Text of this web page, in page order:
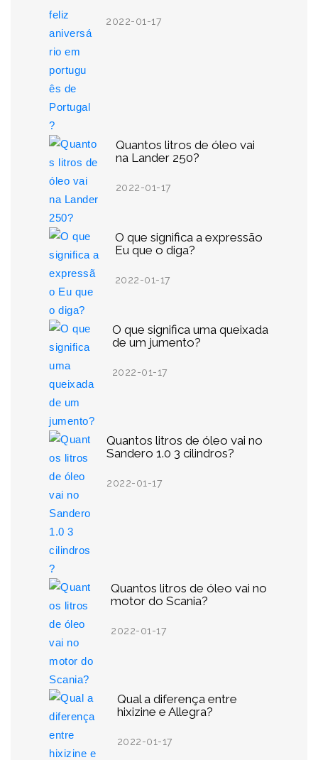
2022-01-17
Quantos litros de óleo vai
na Lander 250?
2022-01-17
O que significa a expressão
Eu que o diga?
2022-01-17
O que significa uma queixada
de um jumento?
2022-01-17
Quantos litros de óleo vai no
Sandero 1.0 3 cilindros?
2022-01-17
Quantos litros de óleo vai no
motor do Scania?
2022-01-17
Qual a diferença entre
hixizine e Allegra?
2022-01-17